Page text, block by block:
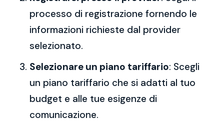
processo di registrazione fornendo le
informazioni richieste dal provider
selezionato.
Selezionare un piano tariffario: Scegli
un piano tariffario che si adatti al tuo
budget e alle tue esigenze di
comunicazione.